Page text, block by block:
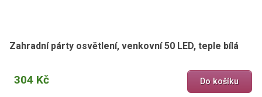
Zahradní párty osvětlení, venkovní 50 LED, teple bílá
304 Kč Do košíku